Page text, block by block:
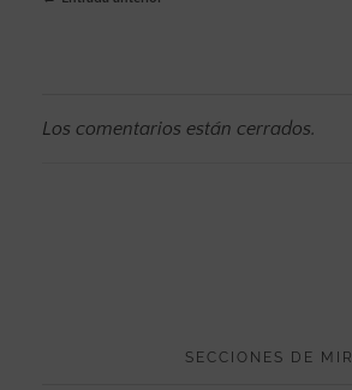
Los comentarios están cerrados.
SECCIONES DE MIR